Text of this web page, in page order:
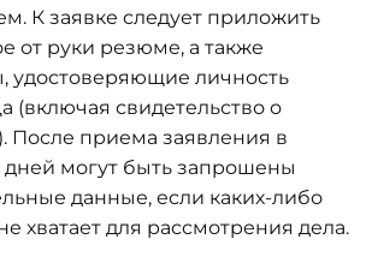
К заявке следует приложить
от руки резюме, а также
удостоверяющие личность
(включая свидетельство о
После приема заявления в
дней могут быть запрошены
данные, если каких-либо
хватает для рассмотрения дела.